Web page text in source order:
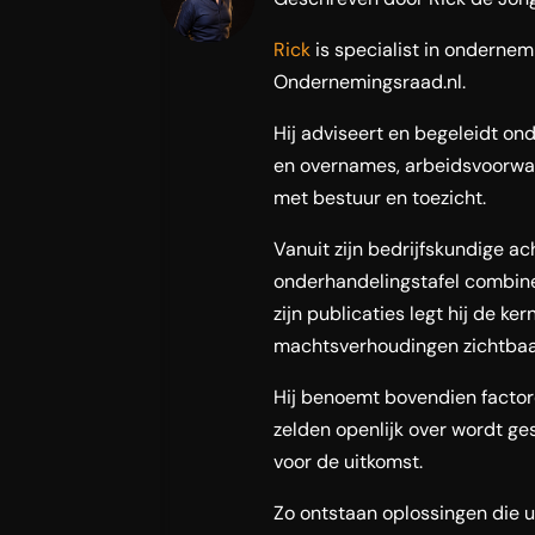
Rick is specialist in
Ondernemingsraad.nl.
Hij adviseert en begeleidt
en overnames,
met bestuur en toezicht.
Vanuit zijn bedrijfskundige
onderhandelingstafel
zijn publicaties legt hij de
machtsverhoudingen
Hij benoemt bovendien
zelden openlijk over wordt
voor de uitkomst.
Zo ontstaan oplossingen die